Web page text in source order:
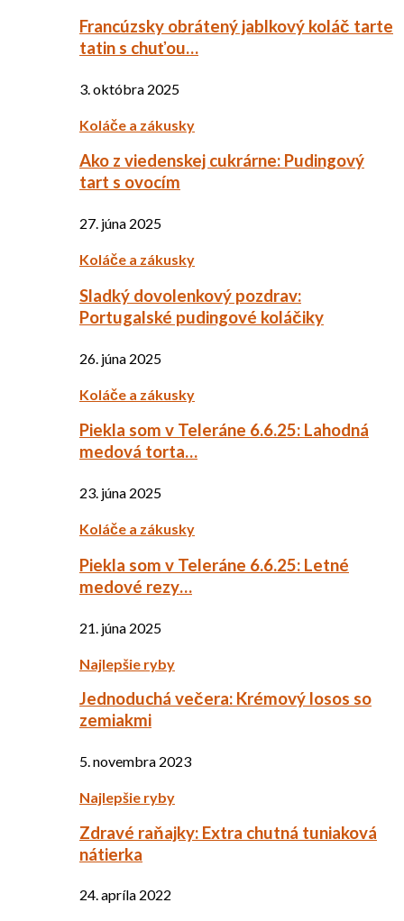
Francúzsky obrátený jablkový koláč tarte
tatin s chuťou…
3. októbra 2025
Koláče a zákusky
Ako z viedenskej cukrárne: Pudingový
tart s ovocím
27. júna 2025
Koláče a zákusky
Sladký dovolenkový pozdrav:
Portugalské pudingové koláčiky
26. júna 2025
Koláče a zákusky
Piekla som v Teleráne 6.6.25: Lahodná
medová torta…
23. júna 2025
Koláče a zákusky
Piekla som v Teleráne 6.6.25: Letné
medové rezy…
21. júna 2025
Najlepšie ryby
Jednoduchá večera: Krémový losos so
zemiakmi
5. novembra 2023
Najlepšie ryby
Zdravé raňajky: Extra chutná tuniaková
nátierka
24. apríla 2022